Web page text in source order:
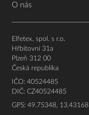
O nás
Elfetex, spol. s r.o.
Hřbitovní 31a
Plzeň 312 00
Česká republika
IČO: 40524485
DIČ: CZ40524485
GPS: 49.75348, 13.43168